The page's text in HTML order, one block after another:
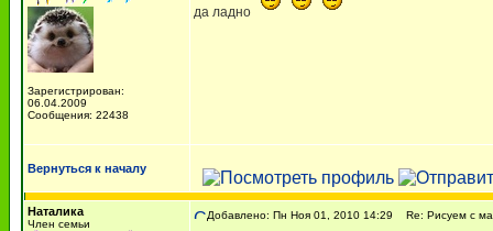
Зарегистрирован:
06.04.2009
Сообщения: 22438
да ладно
Вернуться к началу
Наталика
Член семьи
Добавлено: Пн Ноя 01, 2010 14:29 Re: Рисуем с